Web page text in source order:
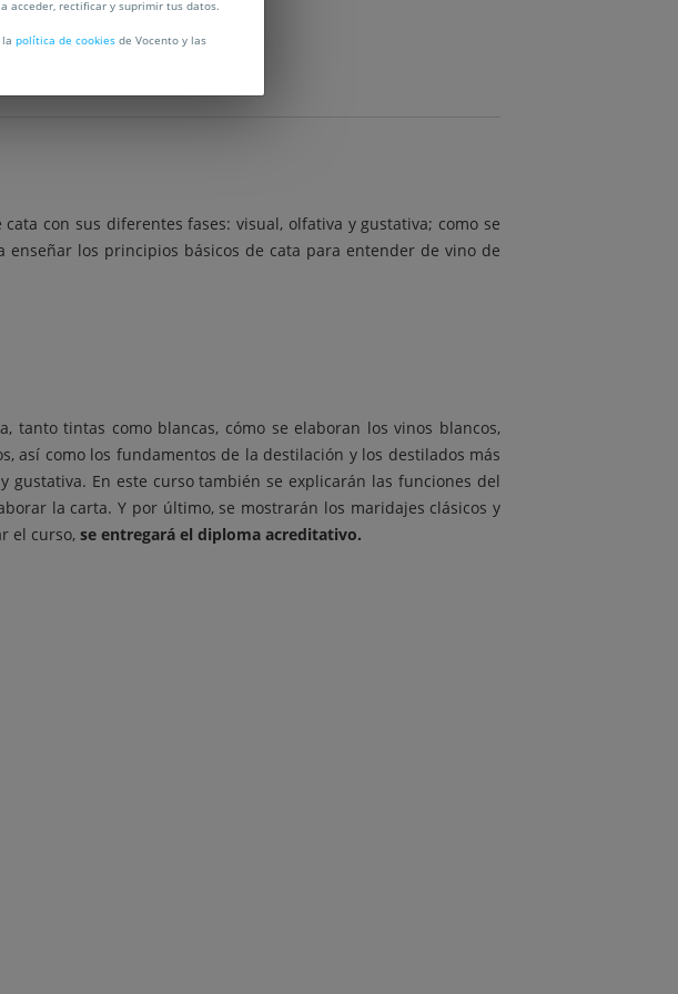
con sus diferentes fases: visual, olfativa y gustativa; como se
los principios básicos de cata para entender de vino de
tanto tintas como blancas, cómo se elaboran los vinos blancos,
así como los fundamentos de la destilación y los destilados más
En este curso también se explicarán las funciones del
la carta. Y por último, se mostrarán los maridajes clásicos y
el curso, se entregará el diploma acreditativo.
acceder, rectificar y suprimir tus datos.
política de cookies de Vocento y las